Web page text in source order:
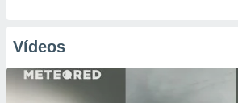
Vídeos